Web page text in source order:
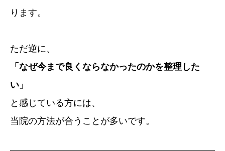
ります。
ただ逆に、
「なぜ今まで良くならなかったのかを整理した
い」
と感じている方には、
当院の方法が合うことが多いです。